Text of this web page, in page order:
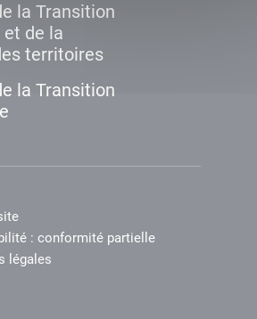
la Transition
de la
territoires
la Transition
: conformité partielle
légales